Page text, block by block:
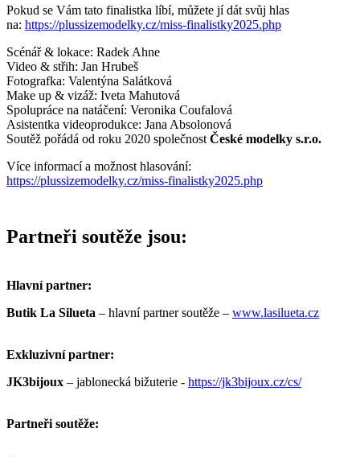
Pokud se Vám tato finalistka líbí, můžete jí dát svůj hlas
na: https://plussizemodelky.cz/miss-finalistky2025.php
Scénář & lokace: Radek Ahne
Video & střih: Jan Hrubeš
Fotografka: Valentýna Salátková
Make up & vizáž: Iveta Mahutová
Spolupráce na natáčení: Veronika Coufalová
Asistentka videoprodukce: Jana Absolonová
Soutěž pořádá od roku 2020 společnost České modelky s.r.o.
Více informací a možnost hlasování:
https://plussizemodelky.cz/miss-finalistky2025.php
Partneři soutěže jsou:
Hlavní partner:
Butik La Silueta – hlavní partner soutěže – www.lasilueta.cz
Exkluzivní partner:
JK3bijoux – jablonecká bižuterie - https://jk3bijoux.cz/cs/
Partneři soutěže: